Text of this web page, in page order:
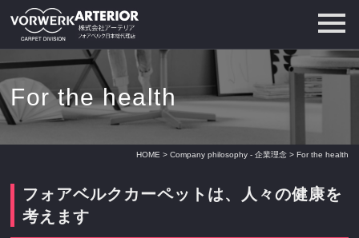
For the health
HOME > Company philosophy - 企業理念> For the health
フォアベルクカーペットは、人々の健康を
考えます